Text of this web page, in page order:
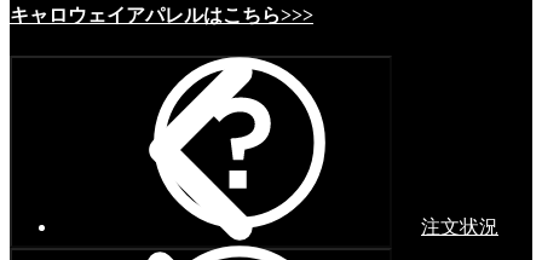
キャロウェイアパレルはこちら>>>
注文状況